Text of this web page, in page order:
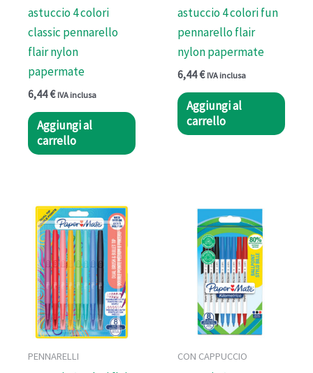
astuccio 4 colori
classic pennarello
flair nylon
papermate
6,44€ IVA inclusa
Aggiungi al
carrello
astuccio 4 colori fun
pennarello flair
nylon papermate
6,44€ IVA inclusa
Aggiungi al
carrello
PENNARELLI CON CAPPUCCIO